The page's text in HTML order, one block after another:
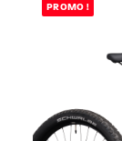
PROMO !